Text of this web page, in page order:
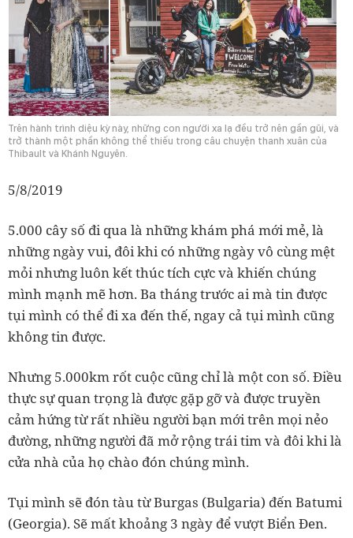
Trên hành trình diệu kỳ này, những con người xa lạ đều trở nên gần gũi, và
trở thành một phần không thể thiếu trong câu chuyện thanh xuân của
Thibault và Khánh Nguyên.
5/8/2019
5.000 cây số đi qua là những khám phá mới mẻ, là
những ngày vui, đôi khi có những ngày vô cùng mệt
mỏi nhưng luôn kết thúc tích cực và khiến chúng
mình mạnh mẽ hơn. Ba tháng trước ai mà tin được
tụi mình có thể đi xa đến thế, ngay cả tụi mình cũng
không tin được.
Nhưng 5.000km rốt cuộc cũng chỉ là một con số. Điều
thực sự quan trọng là được gặp gỡ và được truyền
cảm hứng từ rất nhiều người bạn mới trên mọi nẻo
đường, những người đã mở rộng trái tim và đôi khi là
cửa nhà của họ chào đón chúng mình.
Tụi mình sẽ đón tàu từ Burgas (Bulgaria) đến Batumi
(Georgia). Sẽ mất khoảng 3 ngày để vượt Biển Đen.